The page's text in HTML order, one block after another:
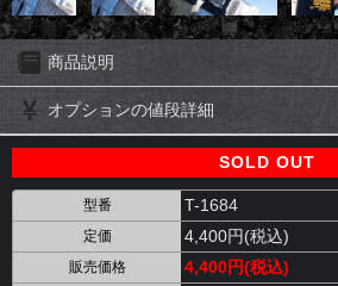
商品説明
オプションの値段詳細
SOLD OUT
型番 T-1684
定価 4,400円(税込)
販売価格 4,400円(税込)